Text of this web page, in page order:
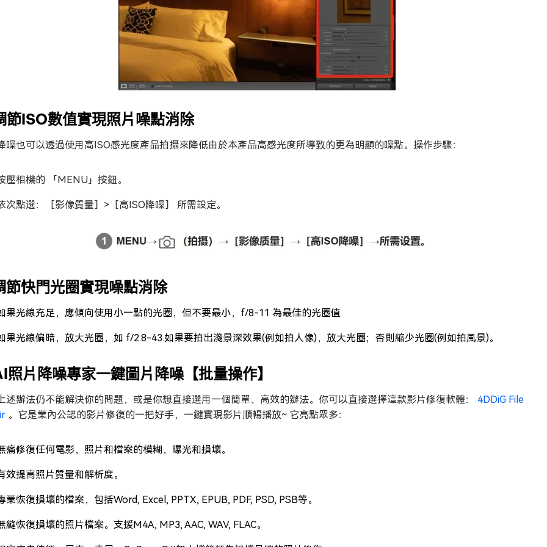
節ISO數值實現照片噪點消除
噪也可以透過使用高ISO感光度產品拍攝來降低由於本產品高感光度所導致的更為明顯的噪點。操作步驟：
壓相機的 「MENU」按鈕。
次點選：［影像質量］>［高ISO降噪］ 所需設定。
節快門光圈實現噪點消除
果光線充足，應傾向使用小一點的光圈，但不要最小，f/8-11 為最佳的光圈值
果光線偏暗，放大光圈，如 f/2.8-43.如果要拍出淺景深效果(例如拍人像)，放大光圈；否則縮少光圈(例如拍風景)。
片降噪專家一鍵圖片降噪【批量操作】
述辦法仍不能解決你的問題，或是你想直接選用一個簡單、高效的辦法。你可以直接選擇這款影片修復軟體： 4DDiG File
。它是業內公認的影片修復的一把好手，一鍵實現影片順暢播放~ 它亮點眾多：
痛修復任何電影，照片和檔案的模糊，曝光和損壞。
效提高照片質量和解析度。
業恢復損壞的檔案，包括Word, Excel, PPTX, EPUB, PDF, PSD, PSB等。
縫恢復損壞的照片檔案。支援M4A, MP3, AAC, WAV, FLAC。